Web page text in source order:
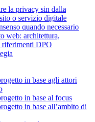
la privacy sin dalla
o servizio digitale
quando necessario
web: architettura,
DPO
in base agli attori
in base al focus
in base all’ambito di